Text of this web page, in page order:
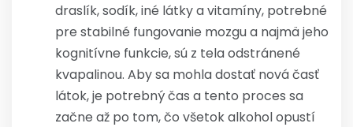
draslík, sodík, iné látky a vitamíny, potrebné
pre stabilné fungovanie mozgu a najmä jeho
kognitívne funkcie, sú z tela odstránené
kvapalinou. Aby sa mohla dostať nová časť
látok, je potrebný čas a tento proces sa
začne až po tom, čo všetok alkohol opustí